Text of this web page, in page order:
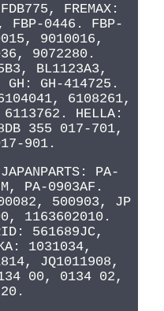
FREMAX:
FBP-0446. FBP-
9010016,
9072280.
BL1123A3,
GH: GH-414725.
6108261,
HELLA:
355 017-701,
901.
PA-
PA-0903AF.
500903, JP
1163602010.
561689JC,
1031034,
JQ1011908,
00, 0134 02,